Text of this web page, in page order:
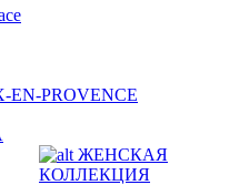
EN-PROVENCE
ЖЕНСКАЯ
КОЛЛЕКЦИЯ